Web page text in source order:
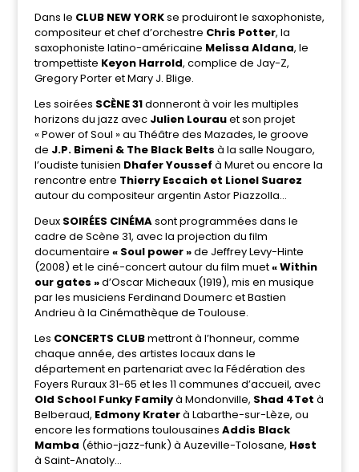
Dans le CLUB NEW YORKse produiront le saxophoniste,
compositeur et chef d’orchestre Chris Potter, la
saxophoniste latino-américaine Melissa Aldana, le
trompettiste Keyon Harrold, complice de Jay-Z,
Gregory Porter et Mary J. Blige.
Les soirées SCÈNE 31donneront à voir les multiples
horizons du jazz avec Julien Lourauet son projet
« Power of Soul » au Théâtre des Mazades, le groove
de J.P. Bimeni & The Black Belts à la salle Nougaro,
l’oudiste tunisien Dhafer Youssef à Muret ou encore la
rencontre entre Thierry Escaich et Lionel Suarez
autour du compositeur argentin Astor Piazzolla…
Deux SOIRÉES CINÉMAsont programmées dans le
cadre de Scène 31, avec la projection du film
documentaire « Soul power »de Jeffrey Levy-Hinte
(2008) et le ciné-concert autour du film muet« Within
our gates »d’Oscar Micheaux (1919), mis en musique
par les musiciens Ferdinand Doumerc et Bastien
Andrieu à la Cinémathèque de Toulouse.
Les CONCERTS CLUBmettront à l’honneur, comme
chaque année, des artistes locaux dans le
département en partenariat avec la Fédération des
Foyers Ruraux 31-65 et les 11 communes d’accueil, avec
Old School Funky Familyà Mondonville, Shad 4Tet à
Belberaud, Edmony Kraterà Labarthe-sur-Lèze, ou
encore les formations toulousaines Addis Black
Mamba (éthio-jazz-funk) à Auzeville-Tolosane, Høst
à Saint-Anatoly…